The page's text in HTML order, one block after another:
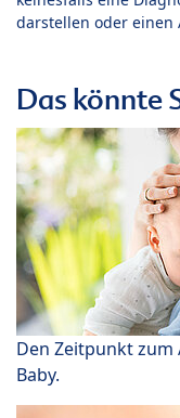
darstellen oder einen
Das könnte
Den Zeitpunkt
Baby.